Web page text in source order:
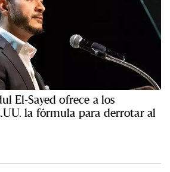
El-Sayed ofrece a los
la fórmula para derrotar al